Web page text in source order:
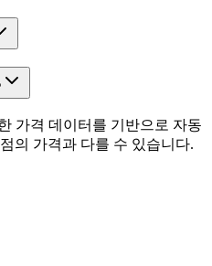
가격 데이터를 기반으로 자동
의 가격과 다를 수 있습니다.